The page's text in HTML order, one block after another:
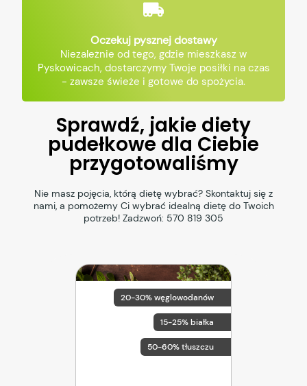
Oczekuj pysznej dostawy
Niezależnie od tego, gdzie mieszkasz w
Pyskowicach, dostarczymy Twoje posiłki na czas
- zawsze świeże i gotowe do spożycia.
Sprawdź, jakie diety
pudełkowe dla Ciebie
przygotowaliśmy
Nie masz pojęcia, którą dietę wybrać? Skontaktuj się z
nami, a pomożemy Ci wybrać idealną dietę do Twoich
potrzeb! Zadzwoń: 570 819 305
20-30% węglowodanów
15-25% białka
50-60% tłuszczu